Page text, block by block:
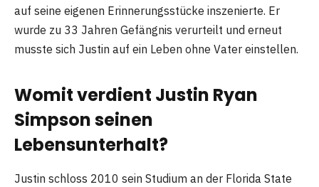
auf seine eigenen Erinnerungsstücke inszenierte. Er
wurde zu 33 Jahren Gefängnis verurteilt und erneut
musste sich Justin auf ein Leben ohne Vater einstellen.
Womit verdient Justin Ryan
Simpson seinen
Lebensunterhalt?
Justin schloss 2010 sein Studium an der Florida State